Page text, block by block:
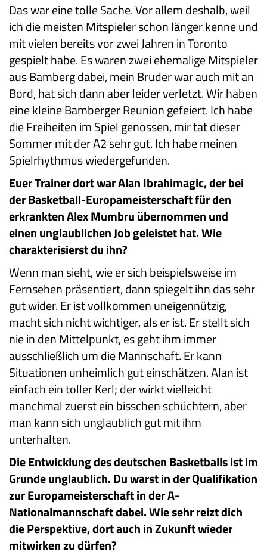
Das war eine tolle Sache. Vor allem deshalb, weil
ich die meisten Mitspieler schon länger kenne und
mit vielen bereits vor zwei Jahren in Toronto
gespielt habe. Es waren zwei ehemalige Mitspieler
aus Bamberg dabei, mein Bruder war auch mit an
Bord, hat sich dann aber leider verletzt. Wir haben
eine kleine Bamberger Reunion gefeiert. Ich habe
die Freiheiten im Spiel genossen, mir tat dieser
Sommer mit der A2 sehr gut. Ich habe meinen
Spielrhythmus wiedergefunden.
Euer Trainer dort war Alan Ibrahimagic, der bei
der Basketball-Europameisterschaft für den
erkrankten Alex Mumbru übernommen und
einen unglaublichen Job geleistet hat. Wie
charakterisierst du ihn?
Wenn man sieht, wie er sich beispielsweise im
Fernsehen präsentiert, dann spiegelt ihn das sehr
gut wider. Er ist vollkommen uneigennützig,
macht sich nicht wichtiger, als er ist. Er stellt sich
nie in den Mittelpunkt, es geht ihm immer
ausschließlich um die Mannschaft. Er kann
Situationen unheimlich gut einschätzen. Alan ist
einfach ein toller Kerl; der wirkt vielleicht
manchmal zuerst ein bisschen schüchtern, aber
man kann sich unglaublich gut mit ihm
unterhalten.
Die Entwicklung des deutschen Basketballs ist im
Grunde unglaublich. Du warst in der Qualifikation
zur Europameisterschaft in der A-
Nationalmannschaft dabei. Wie sehr reizt dich
die Perspektive, dort auch in Zukunft wieder
mitwirken zu dürfen?